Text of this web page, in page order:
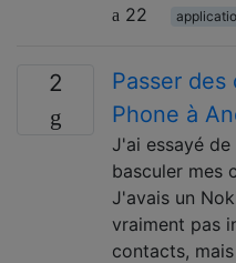
22
2
Passer
Phone à
J'ai essayé
basculer mes
J'avais un
vraiment pas
contacts,